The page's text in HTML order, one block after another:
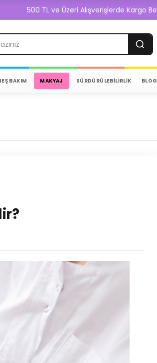
TL ve Üzeri Alışverişlerde Kargo Bedava!
BAKIM MAKYAJ SÜRDÜRÜLEBİLİRLİK BLOG